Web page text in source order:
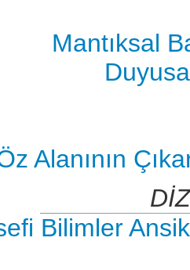
Mantıksal
Alanının
Bilimler